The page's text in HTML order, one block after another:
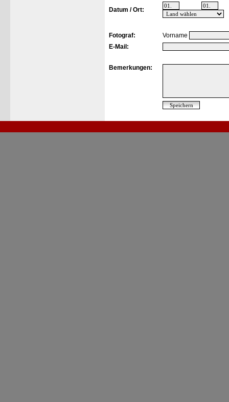
Datum / Ort:
Fotograf:
Vorname
E-Mail:
Bemerkungen: